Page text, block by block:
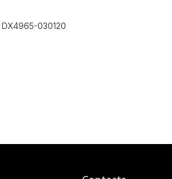
DX4965-030120